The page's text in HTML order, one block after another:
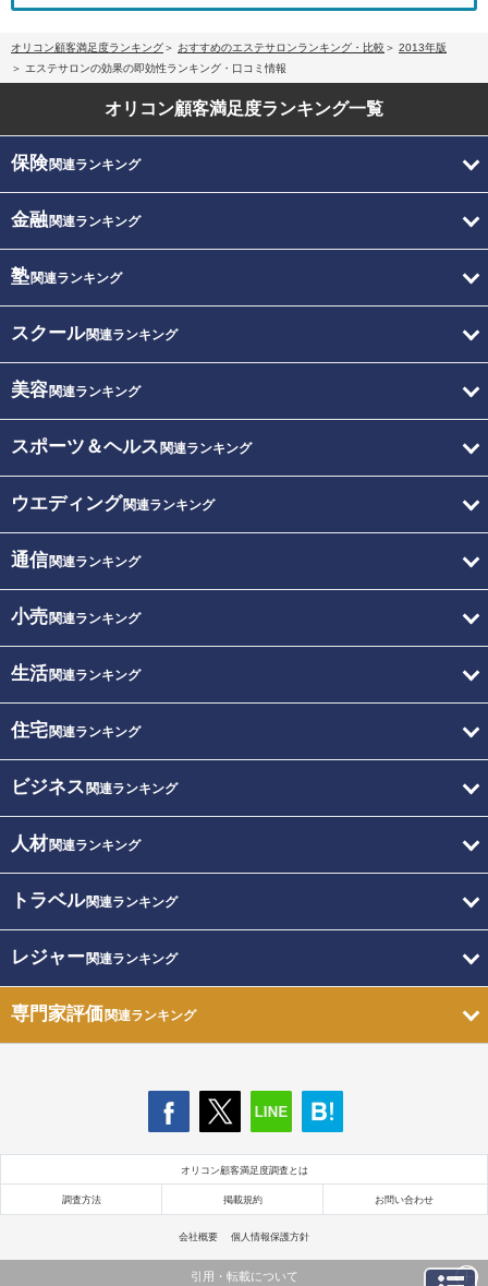
オリコン顧客満足度ランキング おすすめのエステサロンランキング・比較
2013年版
エステサロンの効果の即効性ランキング・口コミ情報
オリコン顧客満足度ランキング一覧
保険関連ランキング
金融関連ランキング
塾関連ランキング
スクール関連ランキング
美容関連ランキング
スポーツ＆ヘルス 関連ランキング
ウエディング関連ランキング
通信関連ランキング
小売関連ランキング
生活関連ランキング
住宅関連ランキング
ビジネス 関連ランキング
人材関連ランキング
トラベル関連ランキング
レジャー関連ランキング
専門家評価関連ランキング
オリコン顧客満足度調査とは
調査方法 掲載規約 お問い合わせ
会社概要 個人情報保護方針
引用・転載について